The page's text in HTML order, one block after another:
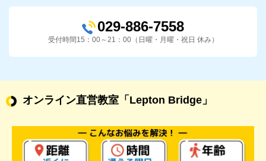
029-886-7558
受付時間15：00～21：00（日曜・月曜・祝日 休み）
オンライン直営教室 「Lepton Bridge」